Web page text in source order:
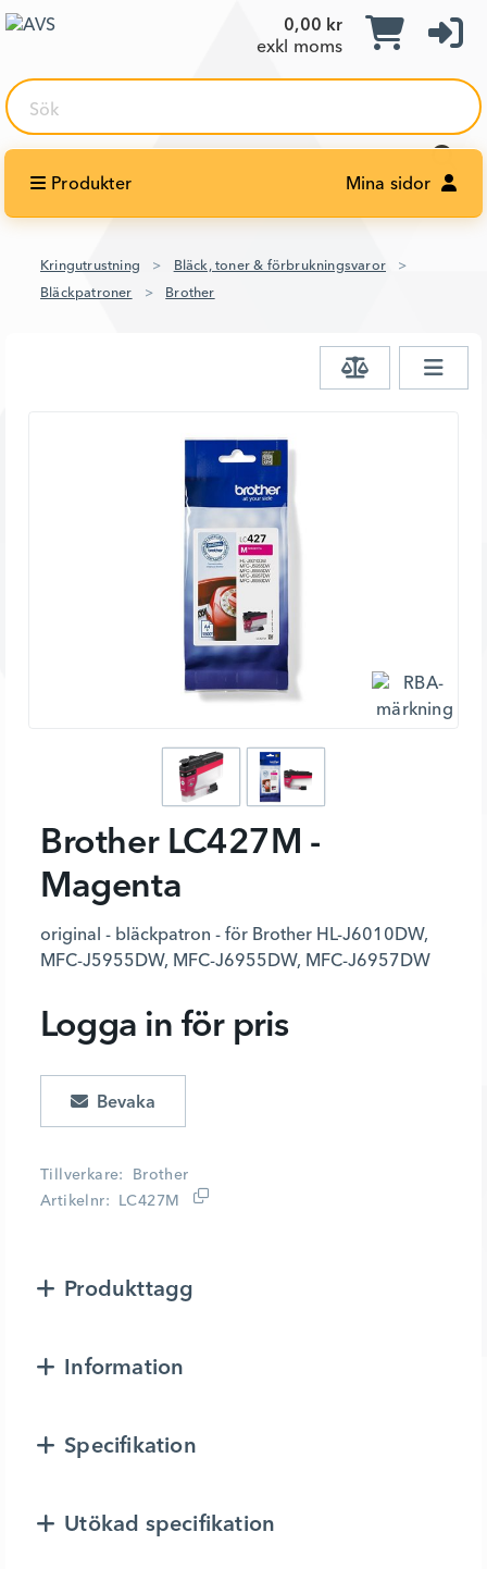
0,00 kr
exkl moms
Sök
Produkter Mina sidor
Kringutrustning
Bläck, toner & förbrukningsvaror
Bläckpatroner
Brother
Brother LC427M -
Magenta
original - bläckpatron - för Brother HL-J6010DW,
MFC-J5955DW, MFC-J6955DW, MFC-J6957DW
Tillverkare
Brother
Artikelnr
LC427M
Logga in för pris
Produkttagg
Information
Specifikation
Utökad specifikation